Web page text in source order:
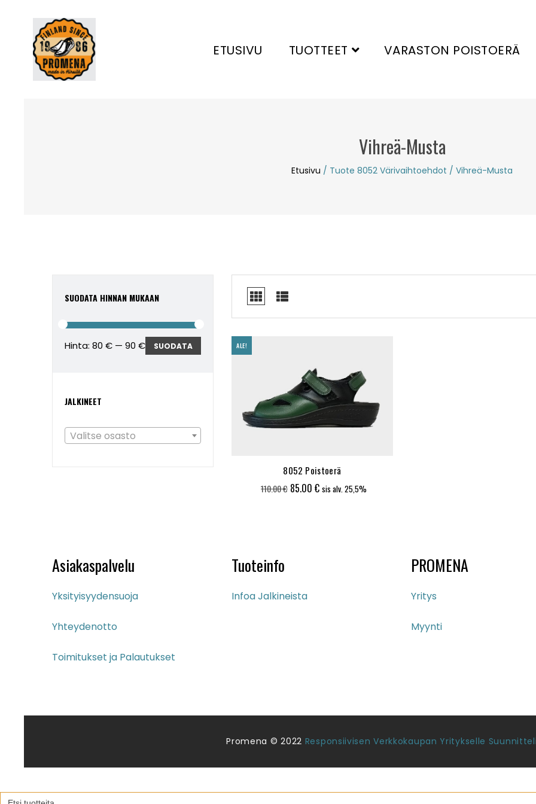
ETUSIVU TUOTTEET VARASTON POISTOERÄ
Vihreä-Musta
Etusivu / Tuote 8052 Värivaihtoehdot / Vihreä-Musta
SUODATA HINNAN MUKAAN
Minimihinta
Maksimihinta
SUODATA
Hinta: 80 € — 90 €
JALKINEET
Valitse osasto
ALE!
8052 Poistoerä
110.00€ Alkuperäinen
85.00 €Nykyinen
sis alv. 25,5%
Asiakaspalvelu
Yksityisyydensuoja
Yhteydenotto
Toimitukset ja Palautukset
Tuoteinfo
Infoa Jalkineista
PROMENA
Yritys
Myynti
Promena © 2022 Responsiivisen Verkkokaupan Yritykselle
Search